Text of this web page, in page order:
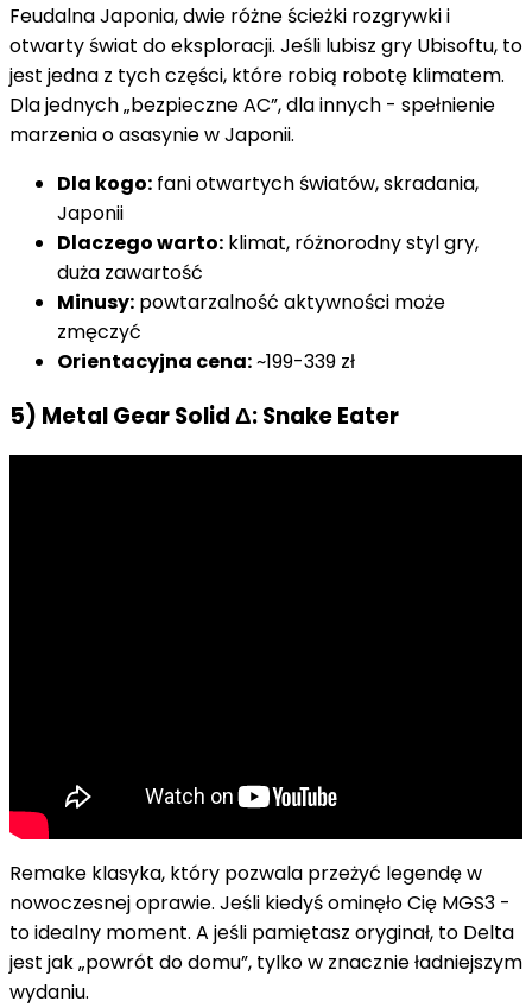
Feudalna Japonia, dwie różne ścieżki rozgrywki i
otwarty świat do eksploracji. Jeśli lubisz gry Ubisoftu, to
jest jedna z tych części, które robią robotę klimatem.
Dla jednych „bezpieczne AC”, dla innych - spełnienie
marzenia o asasynie w Japonii.
Dla kogo: fani otwartych światów, skradania,
Japonii
Dlaczego warto: klimat, różnorodny styl gry,
duża zawartość
Minusy: powtarzalność aktywności może
zmęczyć
Orientacyjna cena:~199-339 zł
5) Metal Gear Solid Δ: Snake Eater
Remake klasyka, który pozwala przeżyć legendę w
nowoczesnej oprawie. Jeśli kiedyś ominęło Cię MGS3 -
to idealny moment. A jeśli pamiętasz oryginał, to Delta
jest jak „powrót do domu”, tylko w znacznie ładniejszym
wydaniu.